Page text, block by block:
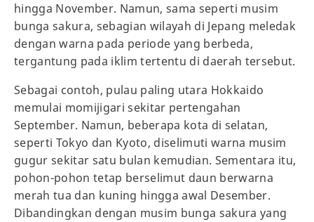
hingga November. Namun, sama seperti musim
bunga sakura, sebagian wilayah di Jepang meledak
dengan warna pada periode yang berbeda,
tergantung pada iklim tertentu di daerah tersebut.
Sebagai contoh, pulau paling utara Hokkaido
memulai momijigari sekitar pertengahan
September. Namun, beberapa kota di selatan,
seperti Tokyo dan Kyoto, diselimuti warna musim
gugur sekitar satu bulan kemudian. Sementara itu,
pohon-pohon tetap berselimut daun berwarna
merah tua dan kuning hingga awal Desember.
Dibandingkan dengan musim bunga sakura yang